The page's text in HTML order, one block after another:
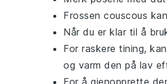
Frossen couscous
Når du er klar til å
For raskere tining,
og varm den på lav
For å gjenopprette